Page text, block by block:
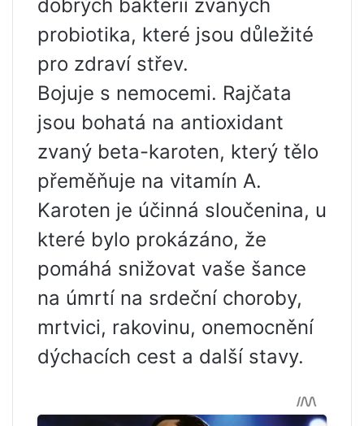
dobrých bakterií zvaných
probiotika, které jsou důležité
pro zdraví střev.
Bojuje s nemocemi. Rajčata
jsou bohatá na antioxidant
zvaný beta-karoten, který tělo
přeměňuje na vitamín A.
Karoten je účinná sloučenina, u
které bylo prokázáno, že
pomáhá snižovat vaše šance
na úmrtí na srdeční choroby,
mrtvici, rakovinu, onemocnění
dýchacích cest a další stavy.